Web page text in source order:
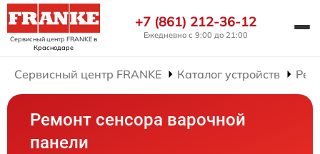
Сервисный центр FRANKEв
Краснодаре
+7 (861) 212-36-12
Ежедневно с 9:00 до 21:00
Сервисный центр FRANKE Каталог устройств
Ремонт сенсора варочной
панели